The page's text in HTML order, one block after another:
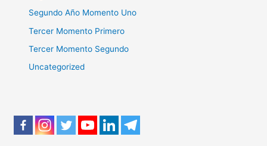
Segundo Año Momento Uno
Tercer Momento Primero
Tercer Momento Segundo
Uncategorized